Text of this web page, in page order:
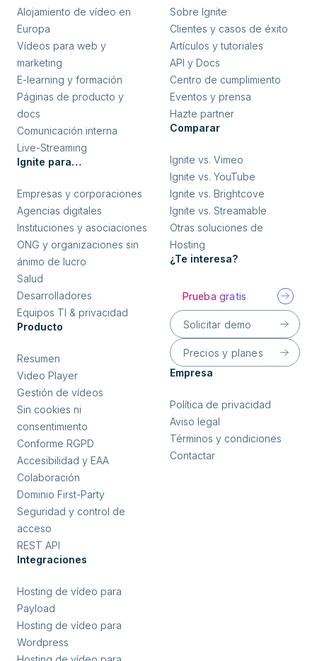
Alojamiento de vídeo en
Europa
Vídeos para web y
marketing
E-learning y formación
Páginas de producto y
docs
Comunicación interna
Live-Streaming
Ignite para…
Empresas y corporaciones
Agencias digitales
Instituciones y asociaciones
ONG y organizaciones sin
ánimo de lucro
Salud
Desarrolladores
Equipos TI & privacidad
Producto
Resumen
Video Player
Gestión de vídeos
Sin cookies ni
consentimiento
Conforme RGPD
Accesibilidad y EAA
Colaboración
Dominio First-Party
Seguridad y control de
acceso
REST API
Integraciones
Hosting de vídeo para
Payload
Hosting de vídeo para
Wordpress
Sobre Ignite
Clientes y casos de éxito
Artículos y tutoriales
API y Docs
Centro de cumplimiento
Eventos y prensa
Hazte partner
Comparar
Ignite vs. Vimeo
Ignite vs. YouTube
Ignite vs. Brightcove
Ignite vs. Streamable
Otras soluciones de
Hosting
¿Te interesa?
Prueba gratis
Solicitar demo
Precios y planes
Empresa
Política de privacidad
Aviso legal
Términos y condiciones
Contactar